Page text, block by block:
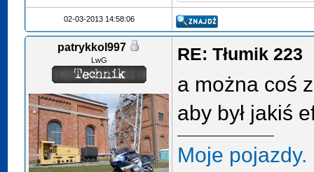
02-03-2013 14:58:06
patrykkol997
LwG RE: Tłumik 223
a można coś
aby był jakiś
Moje pojazdy.